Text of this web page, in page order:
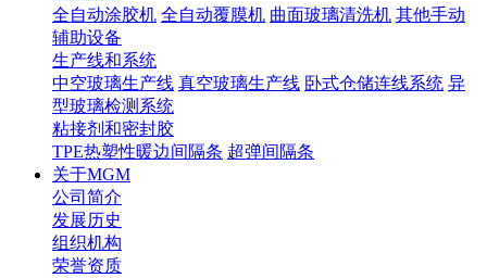
全自动涂胶机 全自动覆膜机 曲面玻璃清洗机 其他手动
辅助设备
生产线和系统
中空玻璃生产线 真空玻璃生产线 卧式仓储连线系统 异
型玻璃检测系统
粘接剂和密封胶
TPE热塑性暖边间隔条 超弹间隔条
关于MGM
公司简介
发展历史
组织机构
荣誉资质